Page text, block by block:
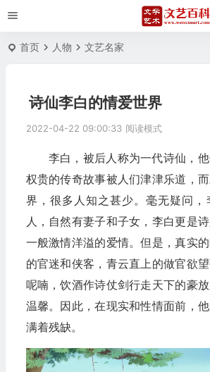
首页 人物 文艺名家
诗仙李白的情爱世界
2022-04-22 09:00:33 阅读模式
李白，被后人称为一代诗仙，
权贵的传奇故事被人们津津乐道，
界，很多人知之甚少。毫无疑问，
人，自然有妻子和子女，李白更是
一般激情洋溢的爱情。但是，真实
的官迷和侠客，青云直上的做官欲
呢喃，饮酒作诗仗剑行走天下的豪
温馨。因此，在现实和性情面前，
满着残缺。